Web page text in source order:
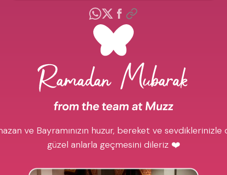
ve Bayramınızın huzur, bereket ve sevdiklerinizle
güzel anlarla geçmesini dileriz ❤️